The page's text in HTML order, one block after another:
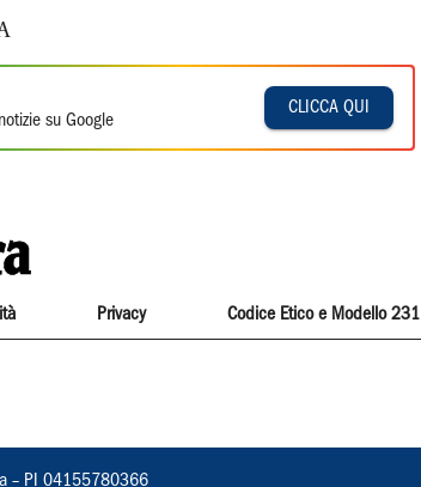
su Google
CLICCA QUI
Privacy Codice Etico e Modello 231
– PI 04155780366